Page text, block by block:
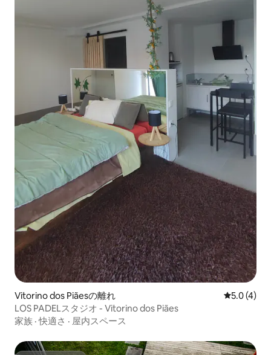
Vitorino dos Piãesの離れ レビュー4
5.0 (4)
LOS PADELスタジオ - Vitorino dos Piães
家族 ·快適さ · 屋内スペース